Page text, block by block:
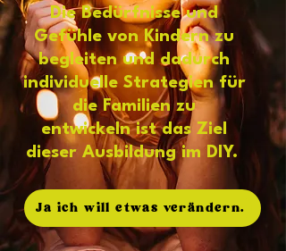
Die Bedürfnisse und
Gefühle von Kindern zu
begleiten und dadurch
individuelle Strategien für
die Familien zu
entwickelnist das Ziel
dieser Ausbildung im DIY.
Ja ich will etwas verändern.